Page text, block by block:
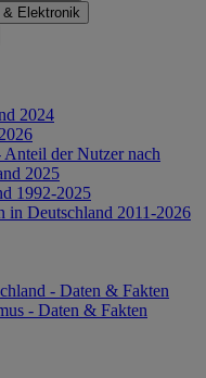
& Elektronik
2024
der Nutzer nach
2025
1992-2025
in Deutschland 2011-2026
- Daten & Fakten
- Daten & Fakten